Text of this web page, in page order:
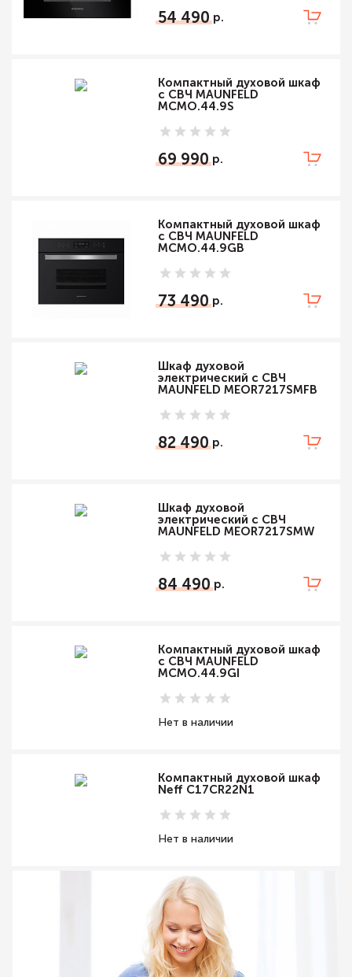
54 490
Компактный духовой шкаф
c СВЧ MAUNFELD
MCMO.44.9S
69 990
Компактный духовой шкаф
c СВЧ MAUNFELD
MCMO.44.9GB
73 490
Шкаф духовой
электрический с СВЧ
MAUNFELD MEOR7217SMFB
82 490
Шкаф духовой
электрический с СВЧ
MAUNFELD MEOR7217SMW
84 490
Компактный духовой шкаф
c СВЧ MAUNFELD
MCMO.44.9GI
Нет в наличии
Компактный духовой шкаф
Neff C17CR22N1
Нет в наличии